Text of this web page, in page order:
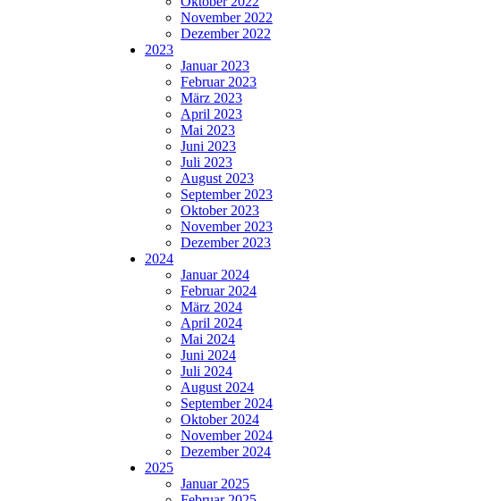
November 2022
Dezember 2022
2023
Januar 2023
Februar 2023
März 2023
April 2023
Mai 2023
Juni 2023
Juli 2023
August 2023
September 2023
Oktober 2023
November 2023
Dezember 2023
2024
Januar 2024
Februar 2024
März 2024
April 2024
Mai 2024
Juni 2024
Juli 2024
August 2024
September 2024
Oktober 2024
November 2024
Dezember 2024
2025
Januar 2025